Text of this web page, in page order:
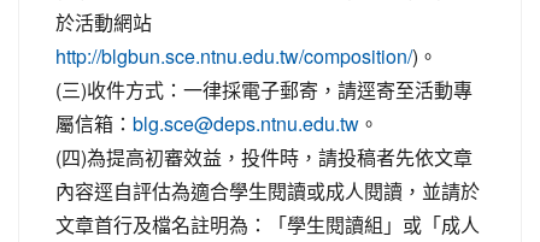
於活動網站
http://blgbun.sce.ntnu.edu.tw/composition/)。
(三)收件方式：一律採電子郵寄，請逕寄至活動專
屬信箱： blg.sce@deps.ntnu.edu.tw 。
(四)為提高初審效益，投件時，請投稿者先依文章
內容逕自評估為適合學生閱讀或成人閱讀，並請於
文章首行及檔名註明為：「學生閱讀組」或「成人